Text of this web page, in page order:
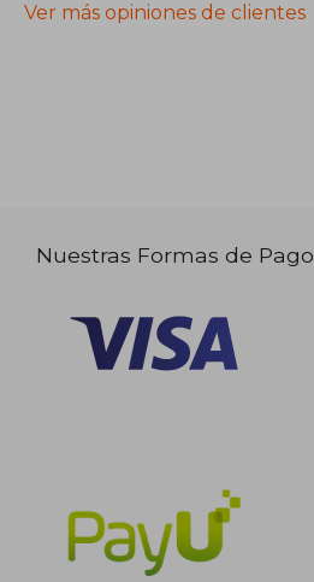
Ver más opiniones de clientes
Nuestras Formas de Pago